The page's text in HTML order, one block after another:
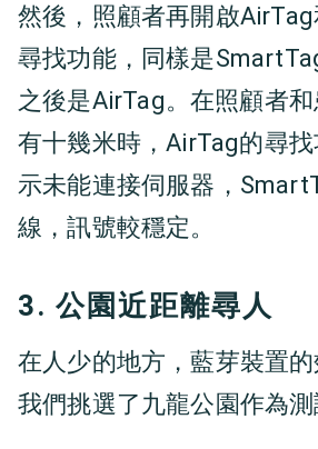
然後，照顧者再開啟
尋找功能，同樣是
之後是AirTag。在照顧者
有十幾米時，AirTag的尋
示未能連接伺服器，
線，訊號較穩定。
3. 公園近距離尋人
在人少的地方，藍芽裝置的
我們挑選了九龍公園作為測